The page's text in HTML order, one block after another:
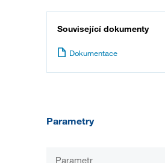
Související dokumenty
Dokumentace
Parametry
Parametr